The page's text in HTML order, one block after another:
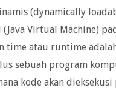
(dynamically
(Java Virtual Machine)
time atau runtime
sebuah program
kode akan dieksekusi